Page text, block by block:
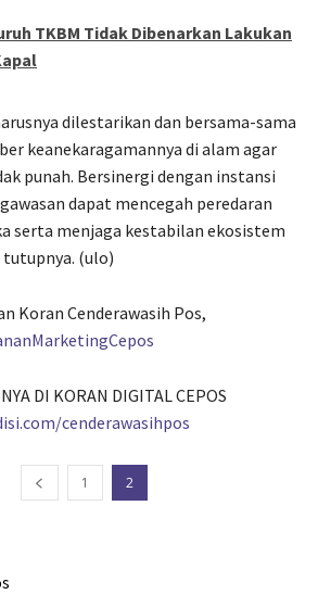
TKBM Tidak Dibenarkan Lakukan
dilestarikan dan bersama-sama
keanekaragamannya di alam agar
punah. Bersinergi dengan instansi
dapat mencegah peredaran
serta menjaga kestabilan ekosistem
tutupnya. (ulo)
Koran Cenderawasih Pos,
DI KORAN DIGITAL CEPOS
cenderawasihpos
1 2